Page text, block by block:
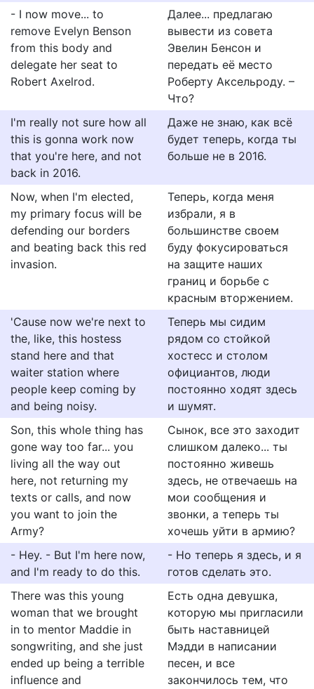
- I now move... to
remove Evelyn Benson
from this body and
delegate her seat to
Robert Axelrod.
Далее... предлагаю
вывести из совета
Эвелин Бенсон и
передать её место
Роберту Аксельроду. –
Что?
I'm really not sure how all
this is gonna work now
that you're here, and not
back in 2016.
Даже не знаю, как всё
будет теперь, когда ты
больше не в 2016.
Now, when I'm elected,
my primary focus will be
defending our borders
and beating back this red
invasion.
Теперь, когда меня
избрали, я в
большинстве своем
буду фокусироваться
на защите наших
границ и борьбе с
красным вторжением.
'Cause now we're next to
the, like, this hostess
stand here and that
waiter station where
people keep coming by
and being noisy.
Теперь мы сидим
рядом со стойкой
хостесс и столом
официантов, люди
постоянно ходят здесь
и шумят.
Son, this whole thing has
gone way too far... you
living all the way out
here, not returning my
texts or calls, and now
you want to join the
Army?
Сынок, все это заходит
слишком далеко... ты
постоянно живешь
здесь, не отвечаешь на
мои сообщения и
звонки, а теперь ты
хочешь уйти в армию?
- Hey. - But I'm here now,
and I'm ready to do this.
- Но теперь я здесь, и я
готов сделать это.
There was this young
woman that we brought
in to mentor Maddie in
songwriting, and she just
ended up being a terrible
influence and
Есть одна девушка,
которую мы пригласили
быть наставницей
Мэдди в написании
песен, и все
закончилось тем, что